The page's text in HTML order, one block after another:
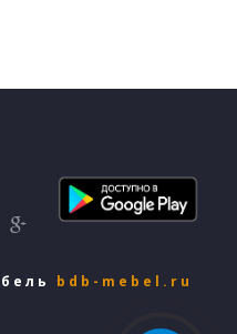
bdb-mebel.ru